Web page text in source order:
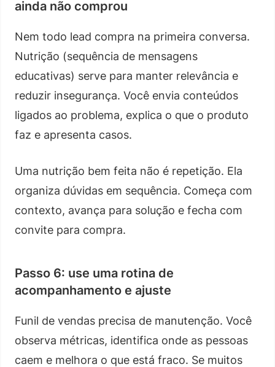
ainda não comprou
Nem todo lead compra na primeira conversa.
Nutrição (sequência de mensagens
educativas) serve para manter relevância e
reduzir insegurança. Você envia conteúdos
ligados ao problema, explica o que o produto
faz e apresenta casos.
Uma nutrição bem feita não é repetição. Ela
organiza dúvidas em sequência. Começa com
contexto, avança para solução e fecha com
convite para compra.
Passo 6: use uma rotina de
acompanhamento e ajuste
Funil de vendas precisa de manutenção. Você
observa métricas, identifica onde as pessoas
caem e melhora o que está fraco. Se muitos